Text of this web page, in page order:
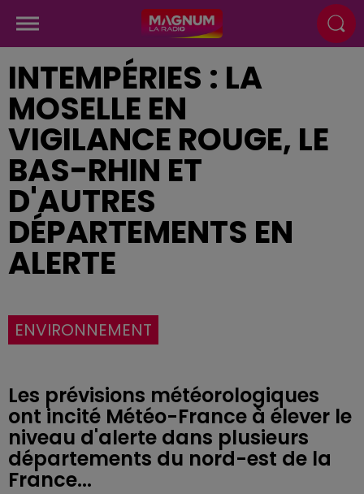
INTEMPÉRIES : LA
MOSELLE EN
VIGILANCE ROUGE, LE
BAS-RHIN ET
D'AUTRES
DÉPARTEMENTS EN
ALERTE
ENVIRONNEMENT
Les prévisions météorologiques
ont incité Météo-France à élever le
niveau d'alerte dans plusieurs
départements du nord-est de la
France...